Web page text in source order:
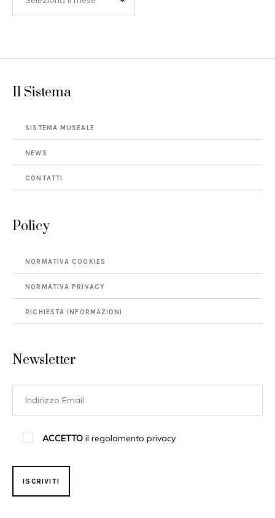
Il Sistema
SISTEMA MUSEALE
NEWS
CONTATTI
Policy
NORMATIVA COOKIES
NORMATIVA PRIVACY
RICHIESTA INFORMAZIONI
Newsletter
ACCETTO il regolamento privacy